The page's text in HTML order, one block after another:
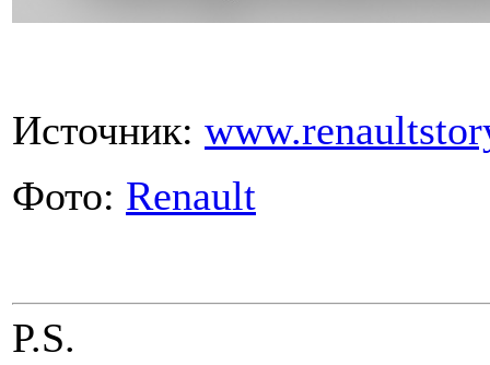
Источник:
Фото: Renault
P.S.